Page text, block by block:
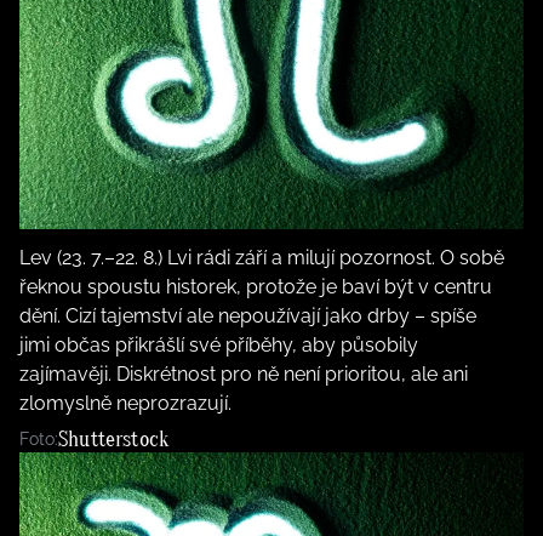
Lev (23. 7.–22. 8.) Lvi rádi září a milují pozornost. O sobě
řeknou spoustu historek, protože je baví být v centru
dění. Cizí tajemství ale nepoužívají jako drby – spíše
jimi občas přikrášlí své příběhy, aby působily
zajímavěji. Diskrétnost pro ně není prioritou, ale ani
zlomyslně neprozrazují.
Foto:Shutterstock